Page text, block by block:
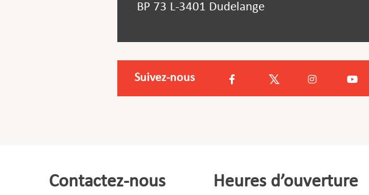
BP 73 L-3401 Dudelange
Suivez-nous
Contactez-nous Heures d’ouverture